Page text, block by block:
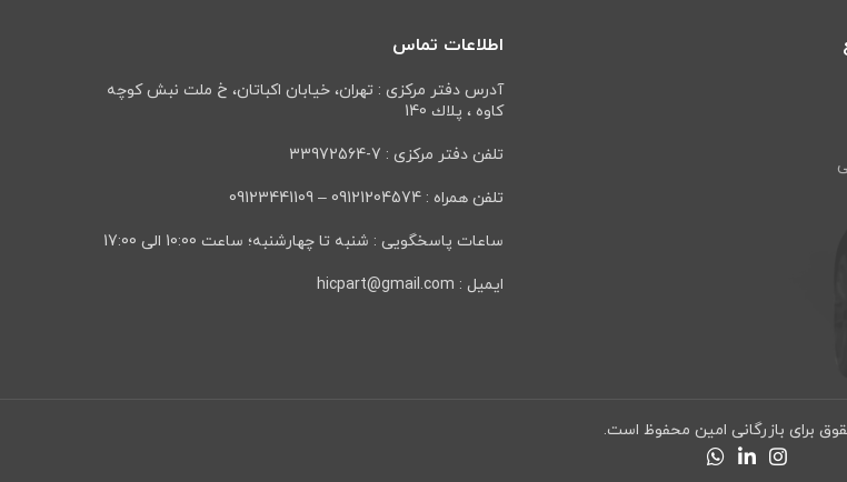
اطلاعات تماس
آدرس دفتر مرکزی : تهران، خيابان اكباتان، خ ملت نبش كوچه
كاوه ، پلاك 140
تلفن دفتر مرکزی : 7-33972564
تلفن همراه : 09121204574 – 09123441109
ساعات پاسخگویی : شنبه تا چهارشنبه؛ ساعت 10:00 الی 17:00
ایمیل : hicpart@gmail.com
برای بازرگانی امین محفوظ است.